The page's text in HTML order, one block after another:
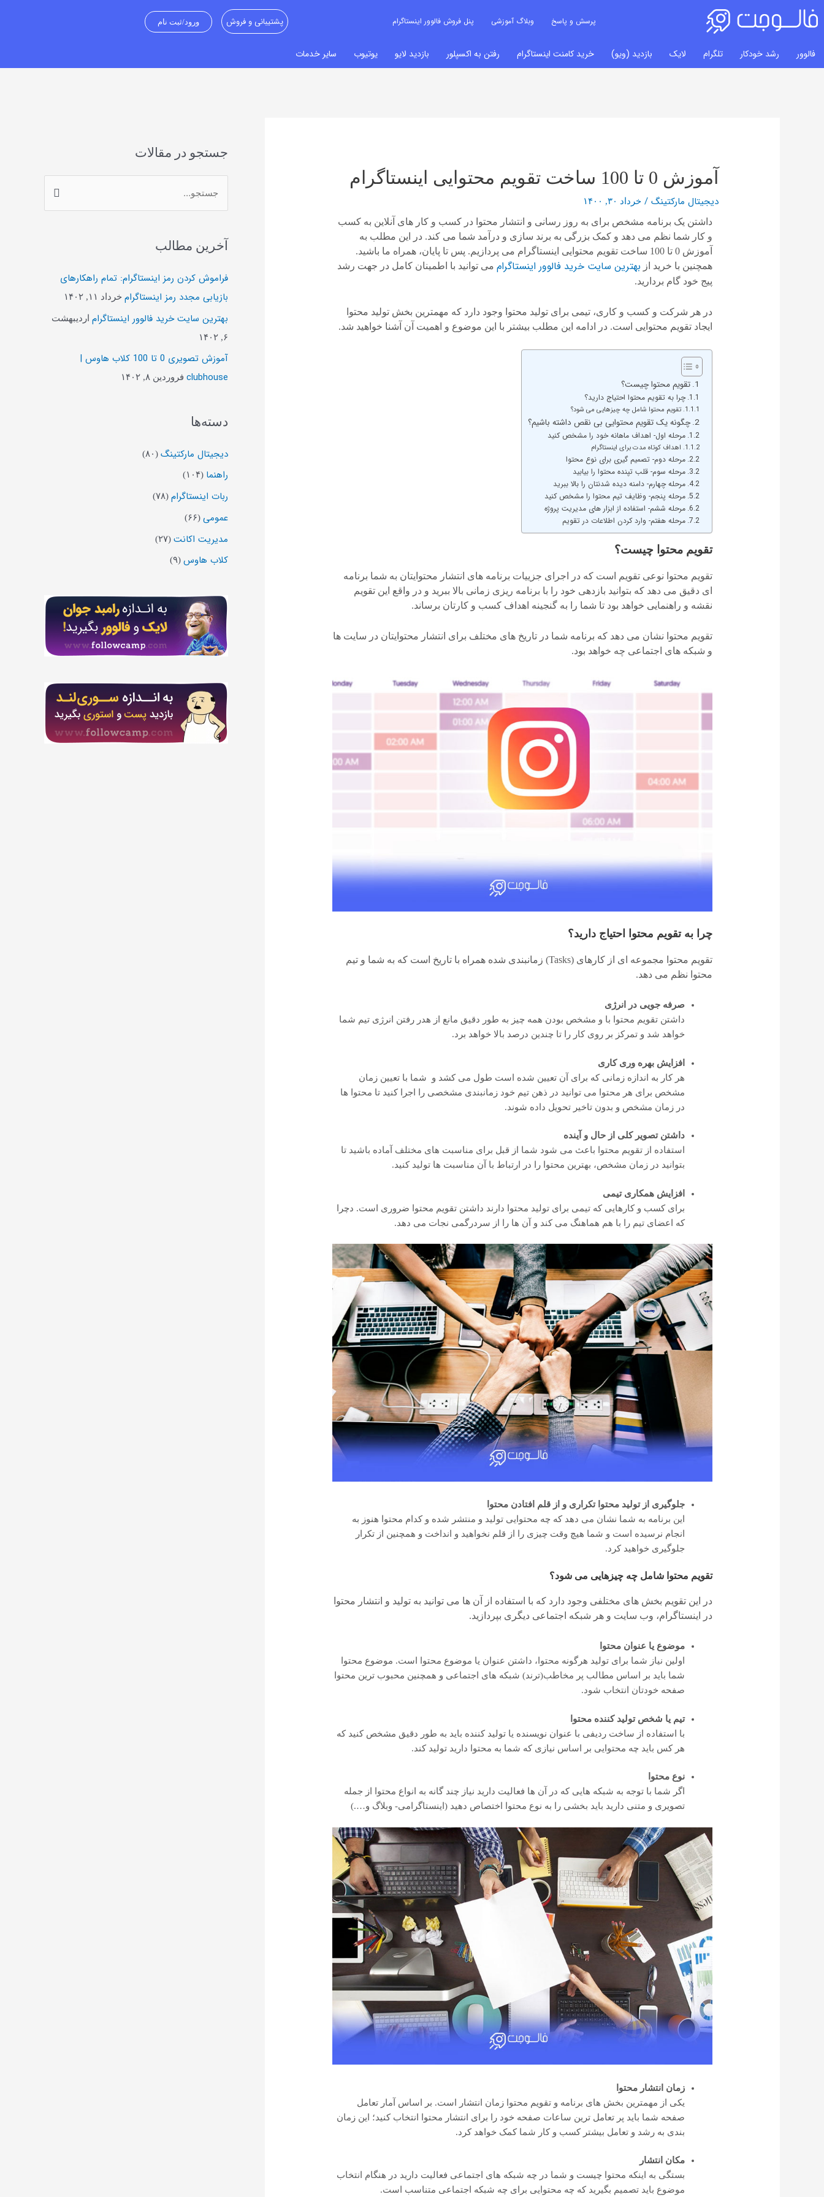
پرسش و پاسخ وبلاگ آموزشی پنل فروش فالوور اینستاگرام پشتیبانی و فروش ورود/ثبت نام
فالوور رشد خودکار تلگرام لایک بازدید (ویو) خرید کامنت اینستاگرام رفتن به اکسپلور بازدید لایو یوتیوب سایر خدمات
آموزش 0 تا 100 ساخت تقویم محتوایی اینستاگرام
دیجیتال مارکتینگ /خرداد ۳۰, ۱۴۰۰
داشتن یک برنامه مشخص برای به روز رسانی و انتشار محتوا در کسب و کار های آنلاین به کسب
و کار شما نظم می دهد و کمک بزرگی به برند سازی و درآمد شما می کند. در این مطلب به
آموزش 0 تا 100 ساخت تقویم محتوایی اینستاگرام می پردازیم. پس تا پایان، همراه ما باشید
.
همچنین با خرید از بهترین سایت خرید فالوور اینستاگرام می توانید با اطمینان کامل در جهت رشد
پیج خود گام بردارید.
در هر شرکت و کسب و کاری، تیمی برای تولید محتوا وجود دارد که مهمترین بخش تولید محتوا
ایجاد تقویم محتوایی است. در ادامه این مطلب بیشتر با این موضوع و اهمیت آن آشنا خواهید شد.
تقویم محتوا چیست؟
چرا به تقویم محتوا احتیاج دارید؟
تقویم محتوا شامل چه چیزهایی می شود؟
چگونه یک تقویم محتوایی بی نقص داشته باشیم؟
مرحله اول- اهداف ماهانه خود را مشخص کنید
اهداف کوتاه مدت برای اینستاگرام
مرحله دوم- تصمیم گیری برای نوع محتوا
مرحله سوم- قلب تپنده محتوا را بیابید
مرحله چهارم- دامنه دیده شدنتان را بالا ببرید
مرحله پنجم- وظایف تیم محتوا را مشخص کنید
مرحله ششم- استفاده از ابزار های مدیریت پروژه
مرحله هفتم- وارد کردن اطلاعات در تقویم
تقویم محتوا چیست؟
تقویم محتوا نوعی تقویم است که در اجرای جزییات برنامه های انتشار محتوایتان به شما برنامه
ای دقیق می دهد که بتوانید بازدهی خود را با برنامه ریزی زمانی بالا ببرید و در واقع این تقویم
نقشه و راهنمایی خواهد بود تا شما را به گنجینه اهداف کسب و کارتان برساند.
تقویم محتوا نشان می دهد که برنامه شما در تاریخ های مختلف برای انتشار محتوایتان در سایت ها
و شبکه های اجتماعی چه خواهد بود.
چرا به تقویم محتوا احتیاج دارید؟
تقویم محتوا مجموعه ای از کارهای (Tasks) زمانبندی شده همراه با تاریخ است که به شما و تیم
محتوا نظم می دهد.
صرفه جویی در انرژی
داشتن تقویم محتوا با و مشخص بودن همه چیز به طور دقیق مانع از هدر رفتن انرژی تیم شما
خواهد شد و تمرکز بر روی کار را تا چندین درصد بالا خواهد برد.
افزایش بهره وری کاری
هر کار به اندازه زمانی که برای آن تعیین شده است طول می کشد و شما با تعیین زمان
مشخص برای هر محتوا می توانید در ذهن تیم خود زمانبندی مشخصی را اجرا کنید تا محتوا ها
در زمان مشخص و بدون تاخیر تحویل داده شوند.
داشتن تصویر کلی از حال و آینده
استفاده از تقویم محتوا باعث می شود شما از قبل برای مناسبت های مختلف آماده باشید تا
بتوانید در زمان مشخص، بهترین محتوا را در ارتباط با آن مناسبت ها تولید کنید.
افزایش همکاری تیمی
برای کسب و کارهایی که تیمی برای تولید محتوا دارند داشتن تقویم محتوا ضروری است. دچرا
که اعضای تیم را با هم هماهنگ می کند و آن ها را از سردرگمی نجات می دهد.
جلوگیری از تولید محتوا تکراری و از قلم افتادن محتوا
این برنامه به شما نشان می دهد که چه محتوایی تولید و منتشر شده و کدام محتوا هنوز به
انجام نرسیده است و شما هیچ وقت چیزی را از قلم نخواهید و انداخت و همچنین از تکرار
جلوگیری خواهید کرد.
تقویم محتوا شامل چه چیزهایی می شود؟
در این تقویم بخش های مختلفی وجود دارد که با استفاده از آن ها می توانید به تولید و انتشار محتوا
در اینستاگرام، وب سایت و هر شبکه اجتماعی دیگری بپردازید.
موضوع یا عنوان محتوا
اولین نیاز شما برای تولید هرگونه محتوا، داشتن عنوان یا موضوع محتوا است. موضوع محتوا
شما باید بر اساس مطالب پر مخاطب(ترند) شبکه های اجتماعی و همچنین محبوب ترین محتوا
صفحه خودتان انتخاب شود.
تیم یا شخص تولید کننده محتوا
با استفاده از ساخت ردیفی با عنوان نویسنده یا تولید کننده باید به طور دقیق مشخص کنید که
هر کس باید چه محتوایی بر اساس نیازی که شما به محتوا دارید تولید کند.
نوع محتوا
اگر شما با توجه به شبکه هایی که در آن ها فعالیت دارید نیاز چند گانه به انواع محتوا از جمله
تصویری و متنی دارید باید بخشی را به نوع محتوا اختصاص دهید (اینستاگرامی- وبلاگ و….)
زمان انتشار محتوا
یکی از مهمترین بخش های برنامه و تقویم محتوا زمان انتشار است. بر اساس آمار تعامل
صفحه شما باید پر تعامل ترین ساعات صفحه خود را برای انتشار محتوا انتخاب کنید؛ این زمان
بندی به رشد و تعامل بیشتر کسب و کار شما کمک خواهد کرد.
مکان انتشار
بستگی به اینکه محتوا چیست و شما در چه شبکه های اجتماعی فعالیت دارید در هنگام انتخاب
موضوع باید تصمیم بگیرید که چه محتوایی برای چه شبکه اجتماعی متناسب است.
جستجو در مقالات
س
ج
ا
ی
:
آخرین مطالب
فراموش کردن رمز اینستاگرام: تمام راهکارهای
بازیابی مجدد رمز اینستاگرام خرداد ۱۱, ۱۴۰۲
بهترین سایت خرید فالوور اینستاگرام اردیبهشت
۶, ۱۴۰۲
آموزش تصویری 0 تا 100 کلاب هاوس |
clubhouse فروردین ۸, ۱۴۰۲
دسته‌ها
دیجیتال مارکتینگ (۸۰)
راهنما (۱۰۴)
ربات اینستاگرام (۷۸)
عمومی (۶۶)
مدیریت اکانت (۲۷)
کلاب هاوس (۹)